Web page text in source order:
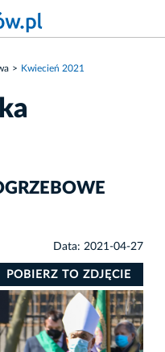
Kwiecień 2021
Data: 2021-04-27
POBIERZ TO ZDJĘCIE